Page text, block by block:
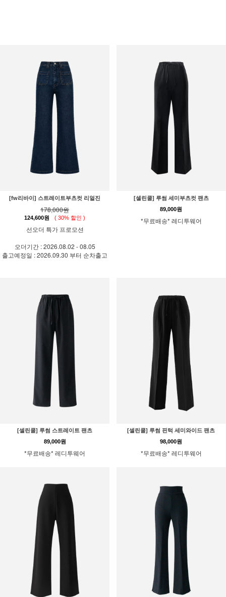
[fw리바이] 스트레이트부츠컷 리얼진
178,000원
124,600원 ( 30% 할인 )
선오더 특가 프로모션
오더기간 : 2026.08.02 - 08.05
출고예정일 : 2026.09.30 부터 순차출고
[셀린쿨] 루썸 세미부츠컷 팬츠
89,000원
*무료배송* 레디투웨어
[셀린쿨] 루썸 스트레이트 팬츠
89,000원
*무료배송* 레디투웨어
[셀린쿨] 루썸 핀턱 세미와이드 팬츠
98,000원
*무료배송* 레디투웨어